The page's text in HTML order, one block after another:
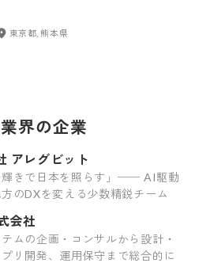
東京都, 熊本県
界の企業
アレグビット
輝きで日本を照らす」── AI駆動
のDXを変える少数精鋭チーム
会社
ムの企画・コンサルから設計・
リ開発、運用保守まで総合的に